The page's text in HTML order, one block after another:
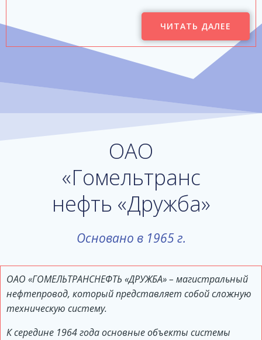
ЧИТАТЬ ДАЛЕЕ
ОАО
«Гомельтранс
нефть «Дружба»
Основано в 1965 г.
ОАО «ГОМЕЛЬТРАНСНЕФТЬ «ДРУЖБА» – магистральный
нефтепровод, который представляет собой сложную
техническую систему.
К середине 1964 года основные объекты системы